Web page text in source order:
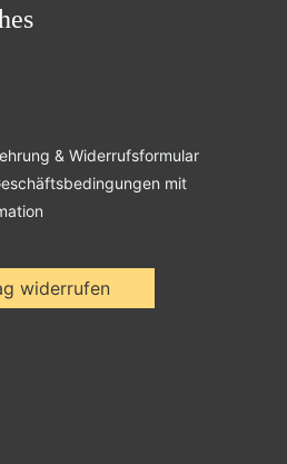
& Widerrufsformular
mit
widerrufen